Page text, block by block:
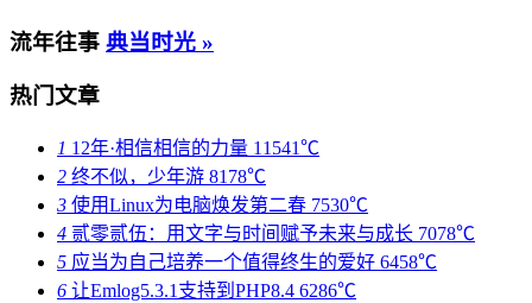
流年往事 典当时光 »
热门文章
1 12年·相信相信的力量 11541℃
2 终不似，少年游 8178℃
3 使用Linux为电脑焕发第二春 7530℃
4 贰零贰伍：用文字与时间赋予未来与成长 7078℃
5 应当为自己培养一个值得终生的爱好 6458℃
6 让Emlog5.3.1支持到PHP8.4 6286℃